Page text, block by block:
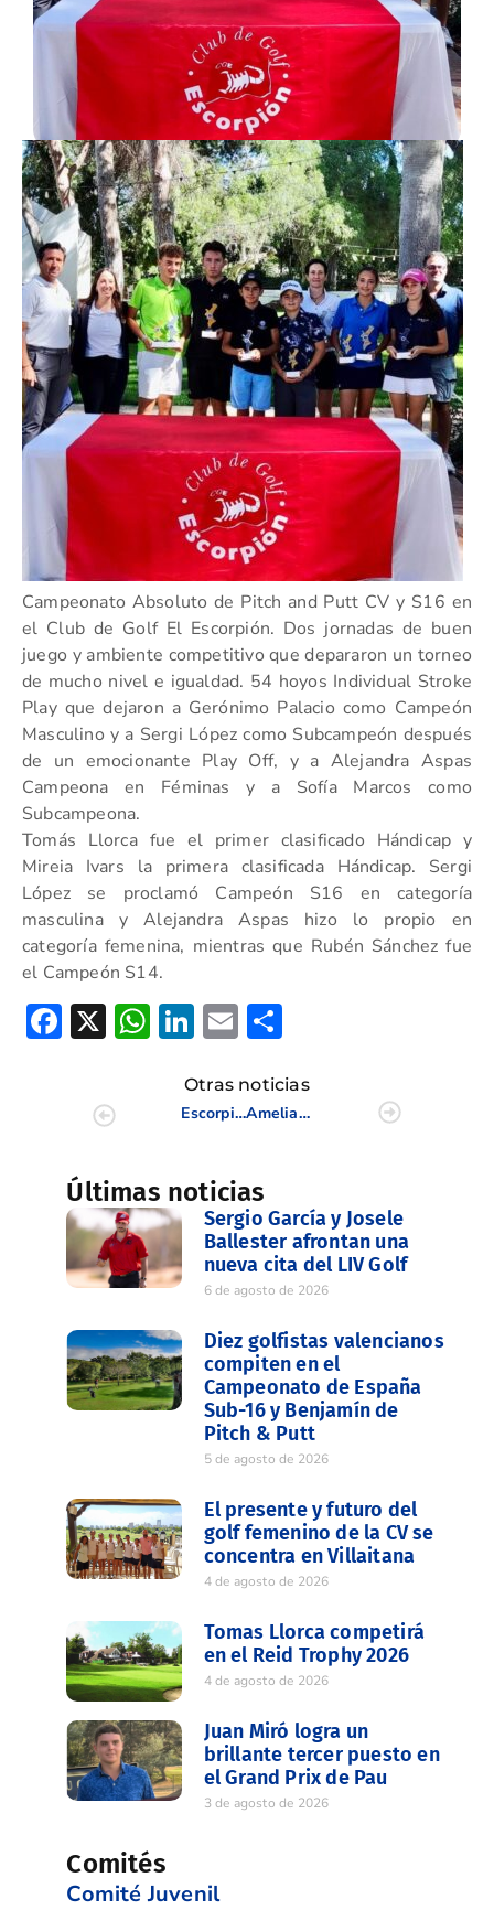
Campeonato Absoluto de Pitch and Putt CV y S16 en
el Club de Golf El Escorpión. Dos jornadas de buen
juego y ambiente competitivo que depararon un torneo
de mucho nivel e igualdad. 54 hoyos Individual Stroke
Play que dejaron a Gerónimo Palacio como Campeón
Masculino y a Sergi López como Subcampeón después
de un emocionante Play Off, y a Alejandra Aspas
Campeona en Féminas y a Sofía Marcos como
Subcampeona.
Tomás Llorca fue el primer clasificado Hándicap y
Mireia Ivars la primera clasificada Hándicap. Sergi
López se proclamó Campeón S16 en categoría
masculina y Alejandra Aspas hizo lo propio en
categoría femenina, mientras que Rubén Sánchez fue
el Campeón S14.
Facebook
X WhatsApp
LinkedIn
Email
Otras noticias
Escorpión quinto y Alenda noveno, final del Nacional Interclubes Masculino
Amelia Alonso, Subcampeona de España de Dobles Senior Femenino
Últimas noticias
Sergio García y Josele
Ballester afrontan una
nueva cita del LIV Golf
6 de agosto de 2026
Diez golfistas valencianos
compiten en el
Campeonato de España
Sub-16 y Benjamín de
Pitch & Putt
5 de agosto de 2026
El presente y futuro del
golf femenino de la CV se
concentra en Villaitana
4 de agosto de 2026
Tomas Llorca competirá
en el Reid Trophy 2026
4 de agosto de 2026
Juan Miró logra un
brillante tercer puesto en
el Grand Prix de Pau
3 de agosto de 2026
Comités
Comité Juvenil